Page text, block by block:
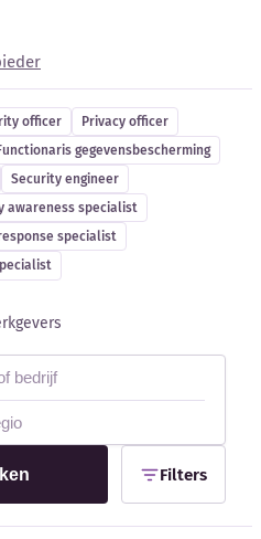
officer
Privacy officer
gegevensbescherming
Security engineer
awareness specialist
specialist
Filters